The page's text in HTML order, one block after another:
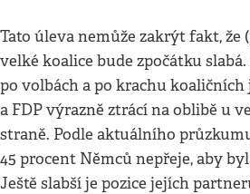
Tato úleva nemůže zakrýt fakt, že
velké koalice bude zpočátku
po volbách a po krachu
a FDP výrazně ztrácí na oblibě u
straně. Podle aktuálního
45 procent Němců nepřeje, aby
Ještě slabší je pozice jejích